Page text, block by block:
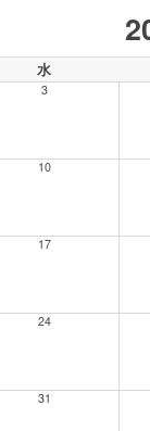
水
3
10
17
24
31